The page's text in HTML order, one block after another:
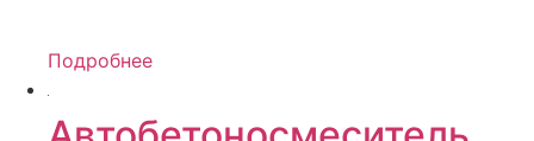
Подробнее